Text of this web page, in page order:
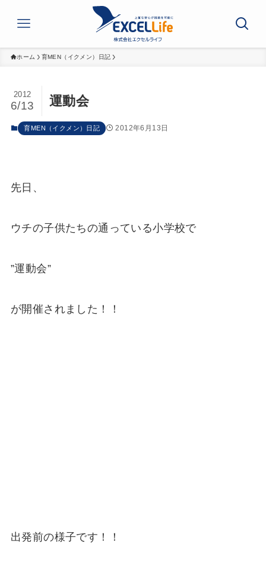
ホーム 育MEN（イクメン）日記
運動会
2012
6/13
育MEN（イクメン）日記 2012年6月13日
先日、
ウチの子供たちの通っている小学校で
”運動会”
が開催されました！！
出発前の様子です！！